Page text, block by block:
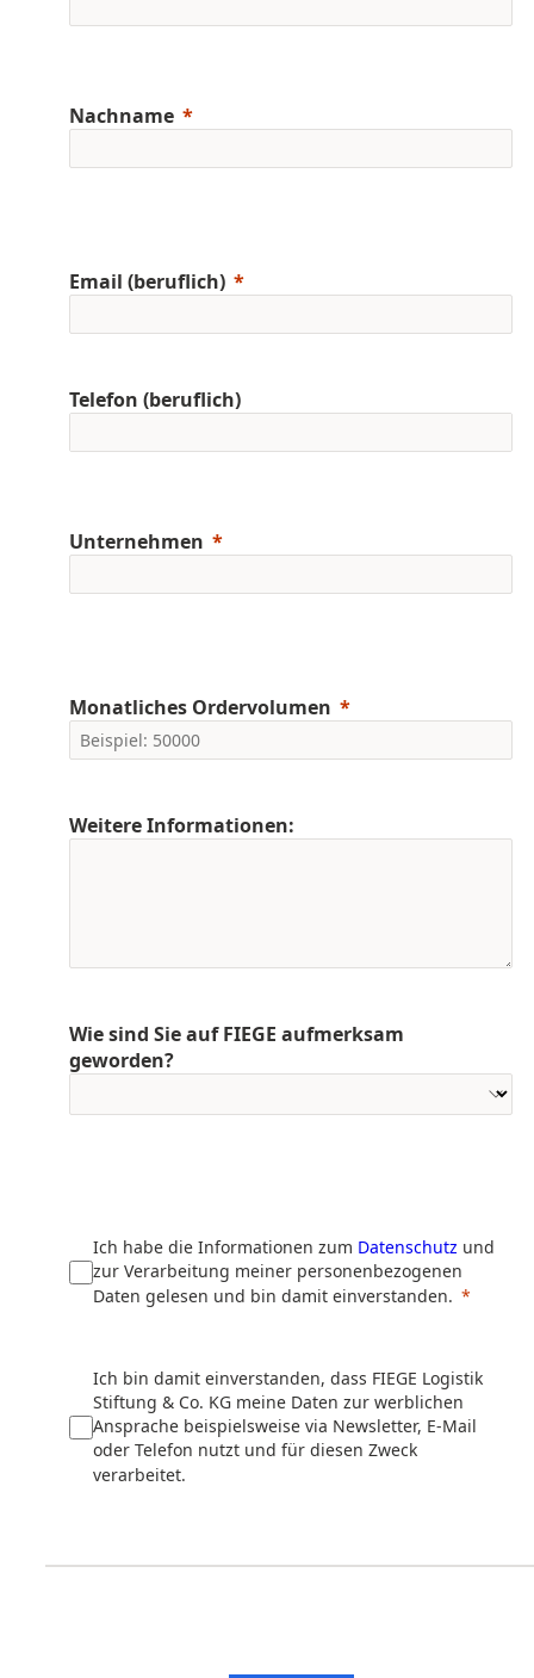
Nachname
Email (beruflich)
Telefon (beruflich)
Unternehmen
Monatliches Ordervolumen
Weitere Informationen:
Wie sind Sie auf FIEGE aufmerksam
geworden?
Ich habe die Informationen zum Datenschutz und
zur Verarbeitung meiner personenbezogenen
Daten gelesen und bin damit einverstanden.
Ich bin damit einverstanden, dass FIEGE Logistik
Stiftung & Co. KG meine Daten zur werblichen
Ansprache beispielsweise via Newsletter, E-Mail
oder Telefon nutzt und für diesen Zweck
verarbeitet.